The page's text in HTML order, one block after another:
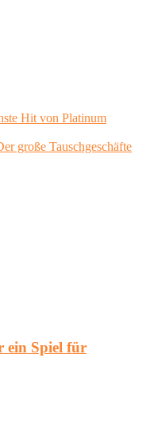
Hit von Platinum
große Tauschgeschäfte
ein Spiel für